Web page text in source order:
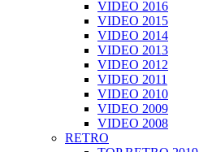
VIDEO 2016
VIDEO 2015
VIDEO 2014
VIDEO 2013
VIDEO 2012
VIDEO 2011
VIDEO 2010
VIDEO 2009
VIDEO 2008
RETRO